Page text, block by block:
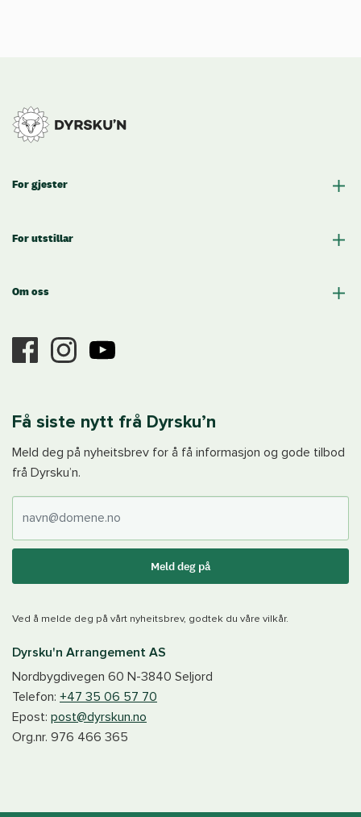
For gjester
For utstillar
Om oss
Få siste nytt frå Dyrsku’n
Meld deg på nyheitsbrev for å få informasjon og gode tilbod
frå Dyrsku’n.
Meld deg på
Ved å melde deg på vårt nyheitsbrev, godtek du våre vilkår.
Dyrsku'n Arrangement AS
Nordbygdivegen 60 N-3840 Seljord
Telefon: +47 35 06 57 70
Epost: post@dyrskun.no
Org.nr. 976 466 365